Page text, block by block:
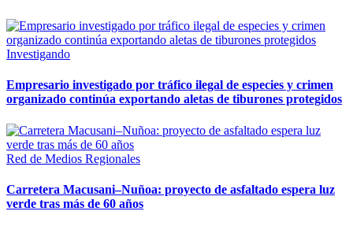
Investigando
Empresario investigado por tráfico ilegal de especies y crimen
organizado continúa exportando aletas de tiburones protegidos
Red de Medios Regionales
Carretera Macusani–Nuñoa: proyecto de asfaltado espera luz
verde tras más de 60 años